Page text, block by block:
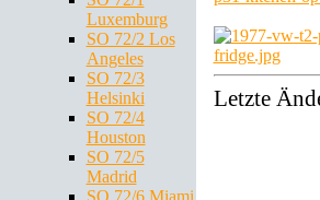
Luxemburg
SO 72/2 Los
Angeles
SO 72/3
Helsinki
SO 72/4
Houston
SO 72/5
Madrid
SO 72/6 Miami
Letzte